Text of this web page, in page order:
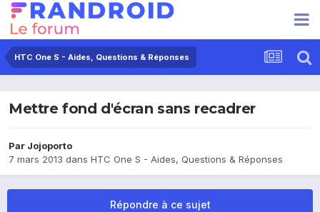
HTC One S - Aides, Questions & Réponses
Mettre fond d'écran sans recadrer
Par Jojoporto
7 mars 2013 dans HTC One S - Aides, Questions & Réponses
Répondre à ce sujet